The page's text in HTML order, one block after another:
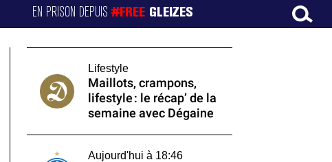
EN PRISON DEPUIS#FREE GLEIZES
Lifestyle
Maillots, crampons,
lifestyle : le récap’ de la
semaine avec Dégaine
Aujourd'hui à 18:46